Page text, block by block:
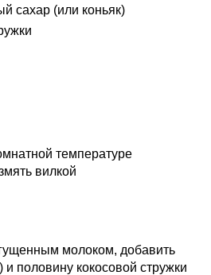
сахар (или коньяк)
температуре
вилкой
молоком, добавить
и половину кокосовой стружки